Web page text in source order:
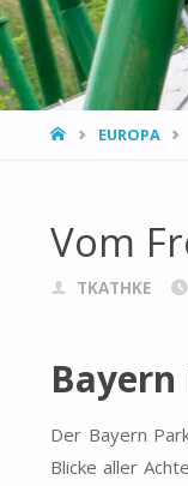
HOMEEUROPA
Vom
TKATHKE
Bayern
Der Bayern
Blicke aller